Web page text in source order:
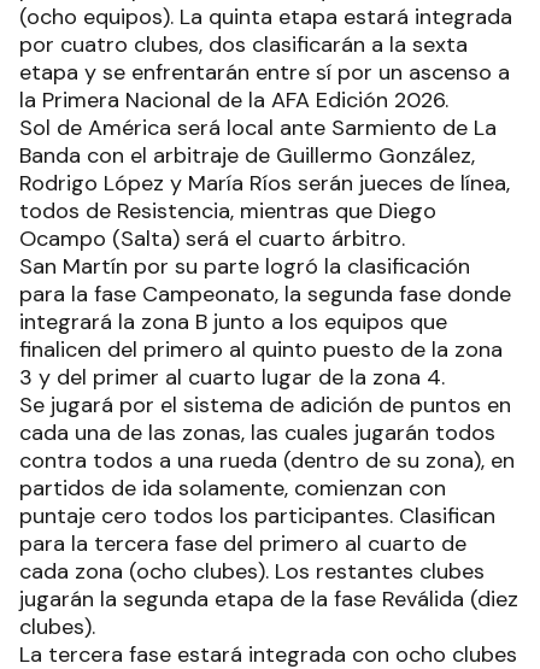
(ocho equipos). La quinta etapa estará integrada
por cuatro clubes, dos clasificarán a la sexta
etapa y se enfrentarán entre sí por un ascenso a
la Primera Nacional de la AFA Edición 2026.
Sol de América será local ante Sarmiento de La
Banda con el arbitraje de Guillermo González,
Rodrigo López y María Ríos serán jueces de línea,
todos de Resistencia, mientras que Diego
Ocampo (Salta) será el cuarto árbitro.
San Martín por su parte logró la clasificación
para la fase Campeonato, la segunda fase donde
integrará la zona B junto a los equipos que
finalicen del primero al quinto puesto de la zona
3 y del primer al cuarto lugar de la zona 4.
Se jugará por el sistema de adición de puntos en
cada una de las zonas, las cuales jugarán todos
contra todos a una rueda (dentro de su zona), en
partidos de ida solamente, comienzan con
puntaje cero todos los participantes. Clasifican
para la tercera fase del primero al cuarto de
cada zona (ocho clubes). Los restantes clubes
jugarán la segunda etapa de la fase Reválida (diez
clubes).
La tercera fase estará integrada con ocho clubes